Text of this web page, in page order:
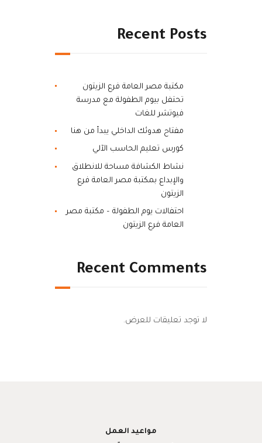
Recent Posts
مكتبة مصر العامة فرع الزيتون
تحتفل بيوم الطفولة مع مدرسة
فيوتشر للغات
مفتاح هدوئك الداخلي يبدأ من هنا
كورس تعليم الحاسب الآلي
نشاط الكشافة مساحة للانطلاق
والإبداع بمكتبة مصر العامة فرع
الزيتون
احتفالات يوم الطفولة – مكتبة مصر
العامة فرع الزيتون
Recent Comments
لا توجد تعليقات للعرض.
مواعيد العمل